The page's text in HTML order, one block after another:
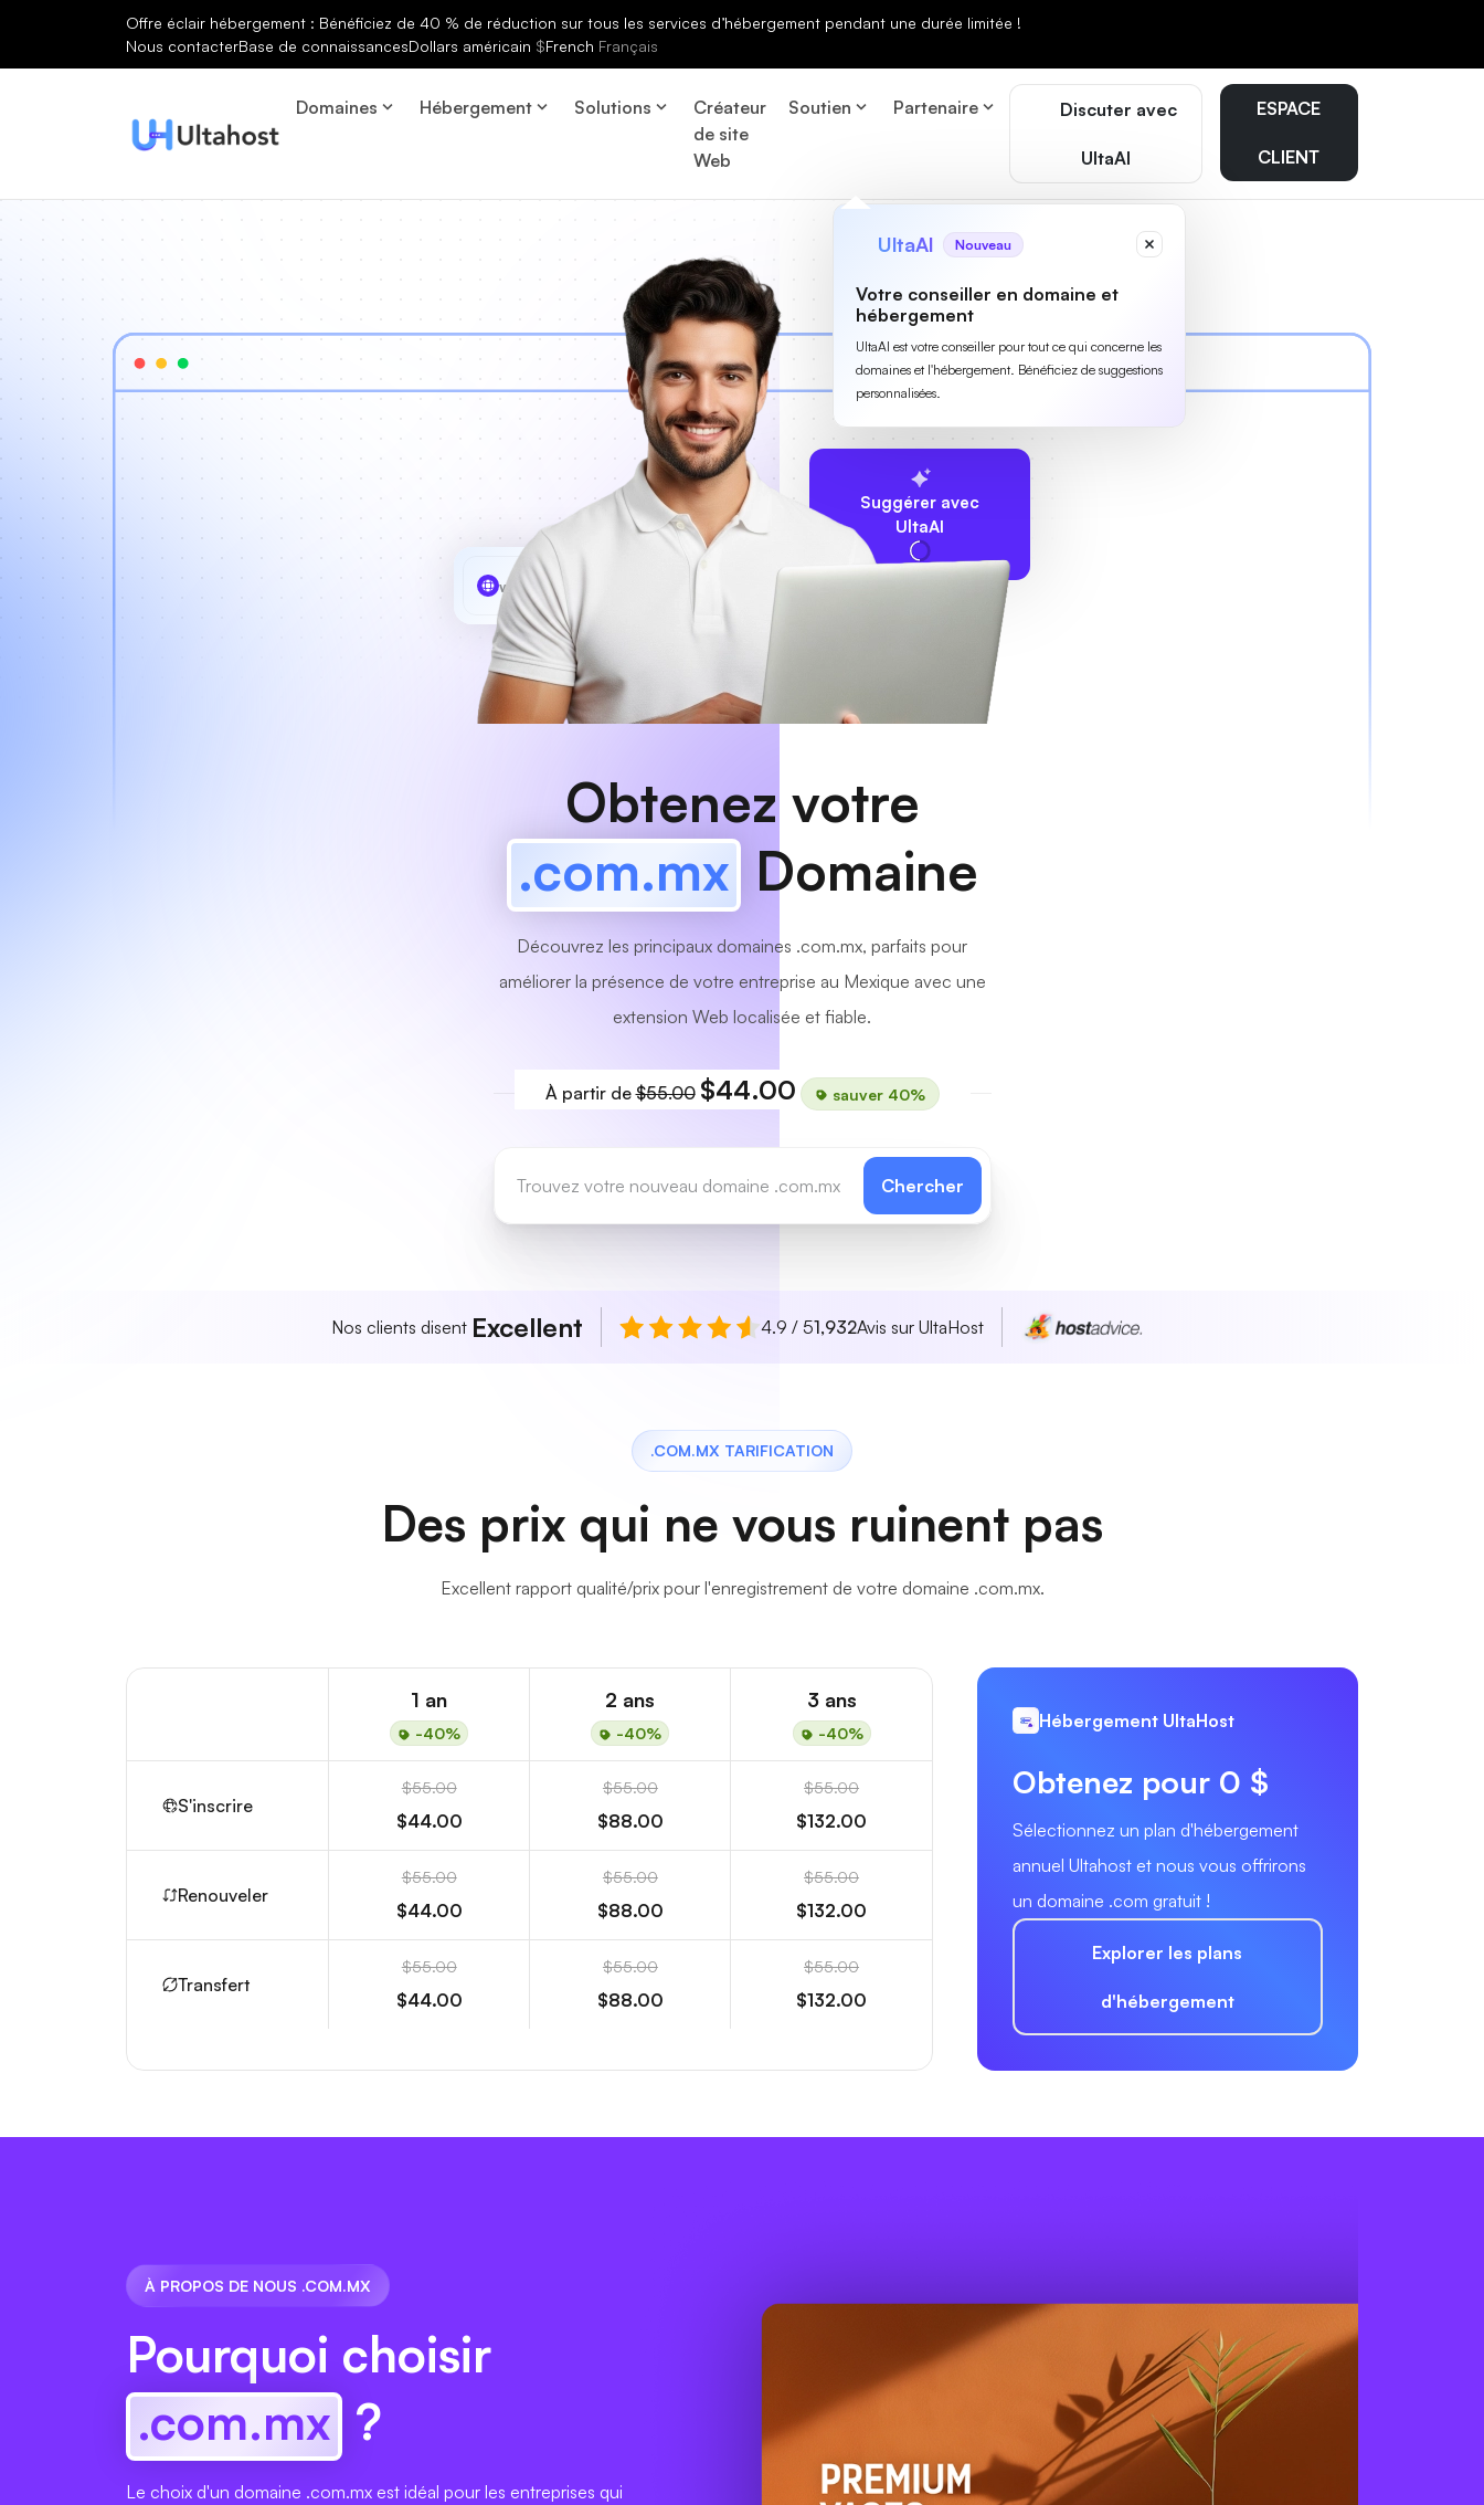
Offre éclair hébergement : Bénéficiez de 40 % de réduction sur tous les services d’hébergement pendant une durée limitée !
Nous contacterBase de connaissancesDollars américain $French Français
Domaines Hébergement Solutions
Créateur
de site
Web
Soutien Partenaire Discuter avec
UltaAI
UltaAI Nouveau
Votre conseiller en domaine et
hébergement
UltaAI est votre conseiller pour tout ce qui concerne les
domaines et l'hébergement. Bénéficiez de suggestions
personnalisées.
ESPACE
CLIENT
Suggérer avec
UltaAI
www MyCafe
Obtenez votre
.com.mx Domaine
Découvrez les principaux domaines .com.mx, parfaits pour
améliorer la présence de votre entreprise au Mexique avec une
extension Web localisée et fiable.
À partir de$55.00 $44.00 sauver 40%
Chercher
Nos clients disent Excellent 4.9 / 51,932Avis sur UltaHost
.COM.MX TARIFICATION
Des prix qui ne vous ruinent pas
Excellent rapport qualité/prix pour l'enregistrement de votre domaine .com.mx.
1 an
-40%
2 ans
-40%
3 ans
-40%
S'inscrire
$55.00
$44.00
$55.00
$88.00
$55.00
$132.00
Renouveler
$55.00
$44.00
$55.00
$88.00
$55.00
$132.00
Transfert
$55.00
$44.00
$55.00
$88.00
$55.00
$132.00
Hébergement UltaHost
Obtenez pour 0 $
Sélectionnez un plan d'hébergement
annuel Ultahost et nous vous offrirons
un domaine .com gratuit !
Explorer les plans
d'hébergement
À PROPOS DE NOUS .COM.MX
Pourquoi choisir
.com.mx ?
Le choix d'un domaine .com.mx est idéal pour les entreprises qui